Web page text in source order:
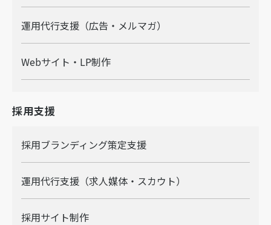
運用代行支援（広告・メルマガ）
Webサイト・LP制作
採用支援
採用ブランディング策定支援
運用代行支援（求人媒体・スカウト）
採用サイト制作